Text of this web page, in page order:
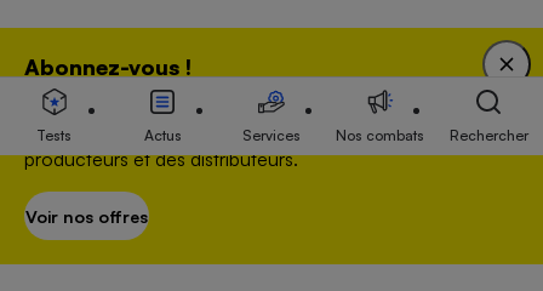
Abonnez-vous !
Bénéficiez d'une expertise unique tout en soutenant
une association 100 % indépendante de l'Etat, des
producteurs et des distributeurs.
Voir nos offres
Association indépendante de l’État, des syndicats, des producteurs et des
distributeurs depuis 1951.
Tests Actus Services Nos combats Rechercher